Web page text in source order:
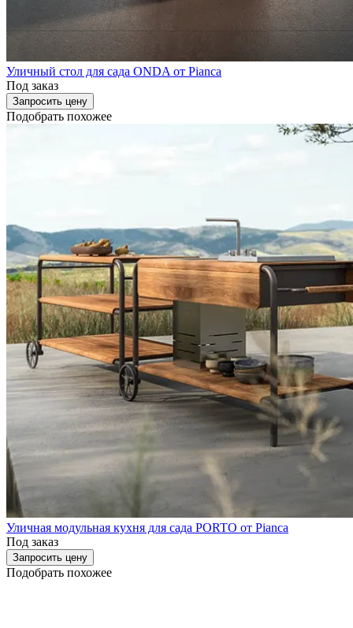
Уличный стол для сада ONDA от Pianca
Под заказ
Запросить цену
Подобрать похожее
Уличная модульная кухня для сада PORTO от Pianca
Под заказ
Запросить цену
Подобрать похожее